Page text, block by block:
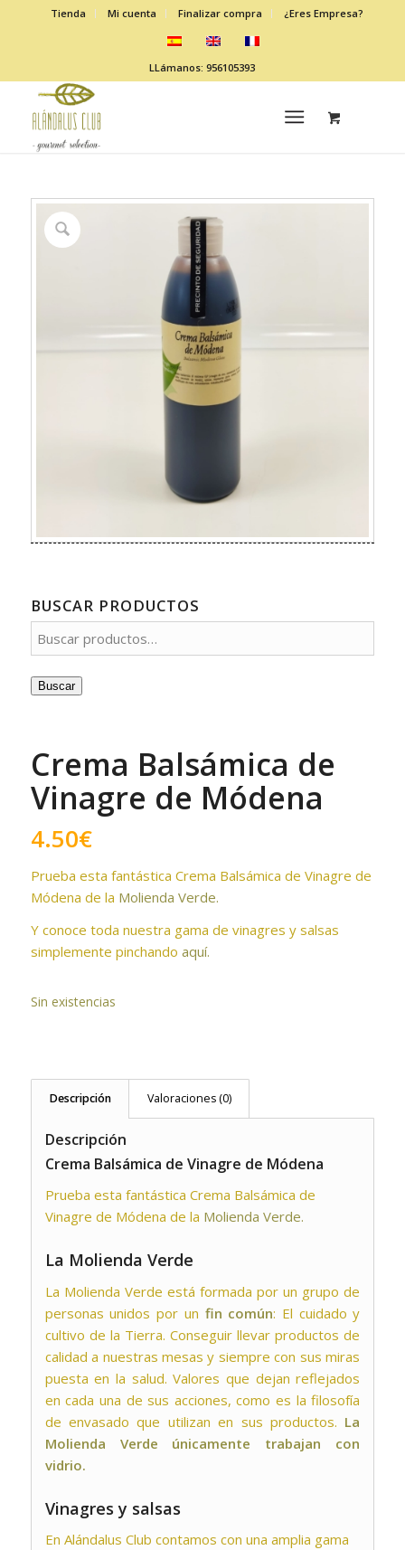
Tienda Mi cuenta Finalizar compra ¿Eres Empresa?
LLámanos: 956105393
BUSCAR PRODUCTOS
Buscar
Crema Balsámica de
Vinagre de Módena
4.50€
Prueba esta fantástica Crema Balsámica de Vinagre de
Módena de la Molienda Verde.
Y conoce toda nuestra gama de vinagres y salsas
simplemente pinchando aquí.
Sin existencias
Descripción Valoraciones (0)
Descripción
Crema Balsámica de Vinagre de Módena
Prueba esta fantástica Crema Balsámica de
Vinagre de Módena de la Molienda Verde.
La Molienda Verde
La Molienda Verde está formada por un grupo de
personas unidos por un fin común: El cuidado y
cultivo de la Tierra. Conseguir llevar productos de
calidad a nuestras mesas y siempre con sus miras
puesta en la salud. Valores que dejan reflejados
en cada una de sus acciones, como es la filosofía
de envasado que utilizan en sus productos. La
Molienda Verde únicamente trabajan con
vidrio.
Vinagres y salsas
En Alándalus Club contamos con una amplia gama